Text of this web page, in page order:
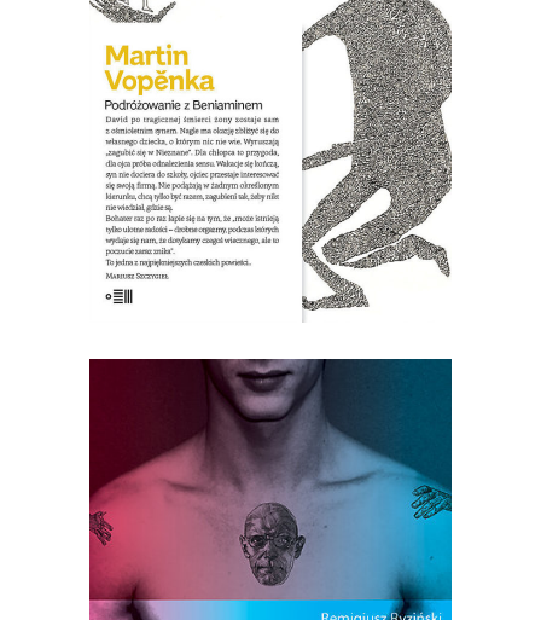
z ośmioletnim synem. Nagle jest wolny,
czuje, że nic go już nie trzyma w Pradze
i wreszcie ma okazję zbliżyć się do
własnego dziecka, o którym nic nie wie.
Dlatego […]
40.00zł 20.00zł
E-BOOK DO KOSZYKA
[EBOOK] Remigiusz Ryziński –
FOUCAULT W WARSZAWIE
Warszawa 1958. Szare ulice, na każdym
kroku milicja. W mieście pojawia się
mężczyzna o niebanalnej urodzie i
światowych manierach. Wynajmuje